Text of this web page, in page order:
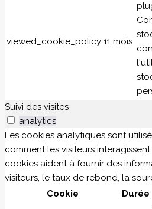
viewed_cookie_policy 11 mois
Suivi des visites
analytics
Les cookies analytiques sont
comment les visiteurs
cookies aident à fournir des
visiteurs, le taux de rebond, la
Cookie
Durée